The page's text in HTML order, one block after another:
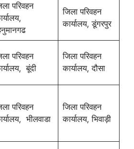
परिवहन
जिला परिवहन
कार्यालय, डूंगरपुर
परिवहन
बूंदी
जिला परिवहन
कार्यालय, दौसा
परिवहन
भीलवाडा
जिला परिवहन
कार्यालय, भिवाड़ी